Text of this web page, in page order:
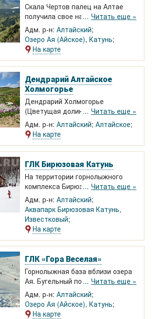
Скала Чертов палец на Алтае
получила свое название
благодаря сходству с одиноко
торчащим из земли пальцем. С
вершины открывается
незабываемый вид на
окрестности.
Читать еще »
Адм. р-н: Алтайский
Озеро Ая (Айское), Катунь
На карте
Дендрарий Алтайское
Холмогорье
Дендрарий Холмогорье
(Цветущая долина) находится на
Алтае в 40 км от Белокурихи,
рядом с селом Алтайское. На
территории родниковое озеро,
Чайная обитель, а также
экспозиции альпийских горок и
цветников, плантации целебных
трав. Питомник продает
экзотические растения.
Читать еще »
Адм. р-н: Алтайский Алтайское
На карте
ГЛК Бирюзовая Катунь
На территории горнолыжного
комплекса Бирюзовая Катунь
расположены 3 горнолыжные
трассы разного уровня
сложности. В отличие от других
горнолыжек Алтая, на
"Бирюзовой Катуни" обычно
много снега.
Читать еще »
Адм. р-н: Алтайский
Аквапарк Бирюзовая Катунь,
Известковый
На карте
ГЛК «Гора Веселая»
Горнолыжная база вблизи озера
Ая. Бугельный подъемник, быби-
лифт, тьюбинговая трасса, каток,
кафе, прокат снаряжения
Читать еще »
Адм. р-н: Алтайский
Озеро Ая (Айское), Катунь
На карте